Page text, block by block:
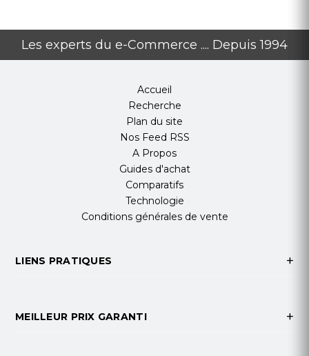
Les experts du e-Commerce .... Depuis 1994
Accueil
Recherche
Plan du site
Nos Feed RSS
A Propos
Guides d'achat
Comparatifs
Technologie
Conditions générales de vente
LIENS PRATIQUES
MEILLEUR PRIX GARANTI